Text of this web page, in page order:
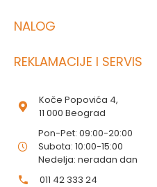
NALOG
REKLAMACIJE I SERVIS
Koče Popovića 4,
11 000 Beograd
Pon-Pet: 09:00-20:00
Subota: 10:00-15:00
Nedelja: neradan dan
011 42 333 24